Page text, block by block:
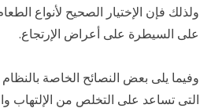
ولذلك فإن الإختيار الصحيح لأنواع
على السيطرة على أعراض الإرتجاع.
وفيما يلى بعض النصائح الخاصة بالنظام
التى تساعد على التخلص من الإلتهاب